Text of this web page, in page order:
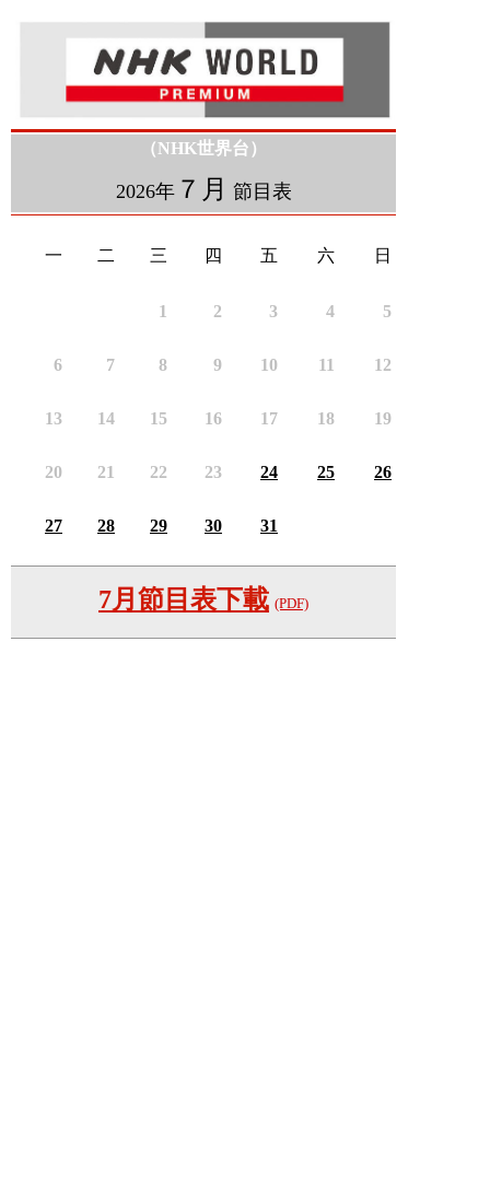
（NHK世界台）
2026年７月 節目表
一 二 三 四 五 六 日
1 2 3 4 5
6 7 8 9 10 11 12
13 14 15 16 17 18 19
20 21 22 23 24 25 26
27 28 29 30 31
7月節目表下載 (PDF)